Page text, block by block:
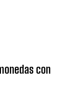
con